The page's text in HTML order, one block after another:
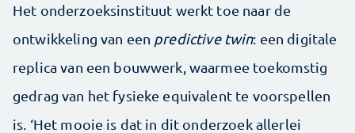
Het onderzoeksinstituut werkt toe naar de
ontwikkeling van een predictive twin: een digitale
replica van een bouwwerk, waarmee toekomstig
gedrag van het fysieke equivalent te voorspellen
is. ‘Het mooie is dat in dit onderzoek allerlei